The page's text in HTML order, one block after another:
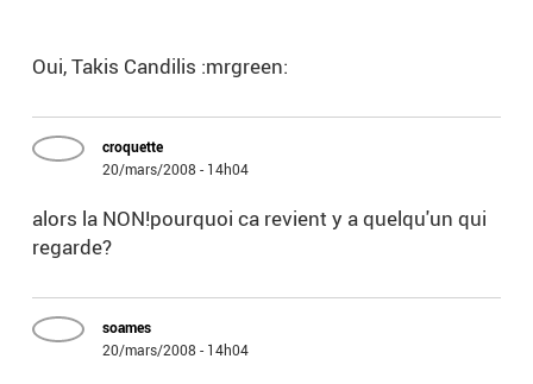
Oui, Takis Candilis :mrgreen:
croquette
20/mars/2008 - 14h04
alors la NON!pourquoi ca revient y a quelqu'un qui
regarde?
soames
20/mars/2008 - 14h04